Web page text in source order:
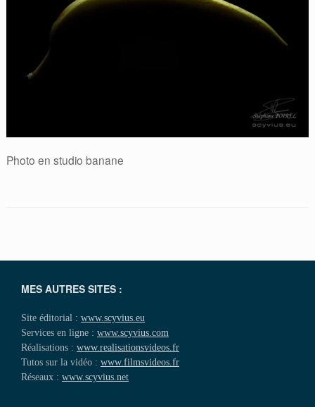
Photo en studio banane
MES AUTRES SITES :
Site éditorial : www.scyvius.eu
Services en ligne : www.scyvius.com
Réalisations : www.realisationsvideos.fr
Tutos sur la vidéo : www.filmsvideos.fr
Réseaux : www.scyvius.net